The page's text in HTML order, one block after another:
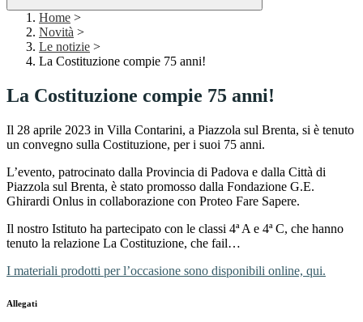
Home >
Novità >
Le notizie >
La Costituzione compie 75 anni!
La Costituzione compie 75 anni!
Il 28 aprile 2023 in Villa Contarini, a Piazzola sul Brenta, si è tenuto
un convegno sulla Costituzione, per i suoi 75 anni.
L’evento, patrocinato dalla Provincia di Padova e dalla Città di
Piazzola sul Brenta, è stato promosso dalla Fondazione G.E.
Ghirardi Onlus in collaborazione con Proteo Fare Sapere.
Il nostro Istituto ha partecipato con le classi 4ª A e 4ª C, che hanno
tenuto la relazione La Costituzione, che fail…
I materiali prodotti per l’occasione sono disponibili online, qui.
Allegati